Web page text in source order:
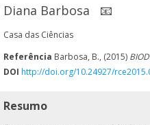
Diana Barbosa 📧
Casa das Ciências
Referência Barbosa, B., (2015)
DOI http://doi.org/10.24927/
Resumo